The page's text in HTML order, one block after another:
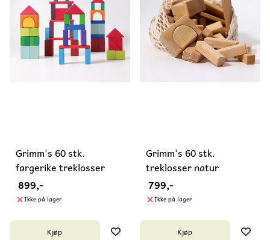
Grimm's 60 stk.
fargerike treklosser
899,-
Ikke på lager
Kjøp
Grimm's 60 stk.
treklosser natur
799,-
Ikke på lager
Kjøp